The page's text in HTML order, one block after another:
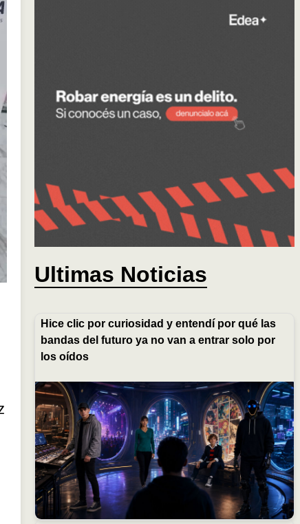
Ultimas Noticias
Hice clic por curiosidad y entendí por qué las
bandas del futuro ya no van a entrar solo por
los oídos